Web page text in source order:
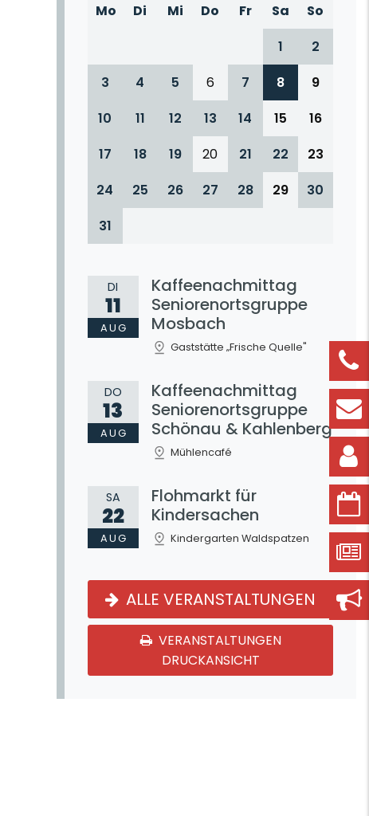
Mo Di Mi Do Fr Sa
So
1
2
3
4 5 6 7 8
9
10
11 12 13 14 15
16
17
18 19 20 21 22
23
24
25 26 27 28 29
30
31
DI
11
AUG
Kaffeenachmittag
Seniorenortsgruppe
Mosbach
Gaststätte „Frische Quelle"
DO
13
AUG
Kaffeenachmittag
Seniorenortsgruppe
Schönau & Kahlenberg
Mühlencafé
SA
22
AUG
Flohmarkt für
Kindersachen
Kindergarten Waldspatzen
ALLE VERANSTALTUNGEN
VERANSTALTUNGEN
DRUCKANSICHT